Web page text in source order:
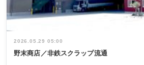
2026.05.29 05:00
野末商店／非鉄スクラップ流通